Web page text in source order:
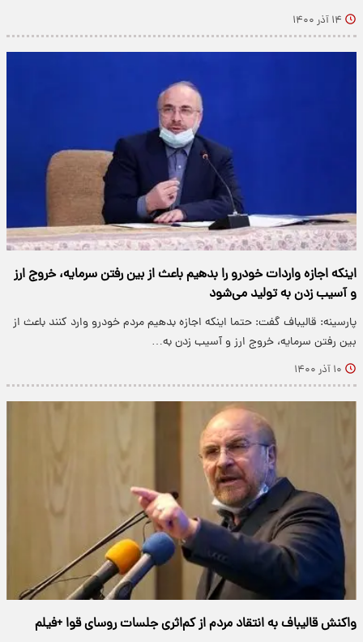
۱۴ آذر ۱۴۰۰
اینکه اجازه واردات خودرو را بدهیم باعث از بین رفتن سرمایه، خروج ارز
و آسیب زدن به تولید می‌شود
پارسینه: قالیباف گفت: حتما اینکه اجازه بدهیم مردم خودرو وارد کنند باعث از
بین رفتن سرمایه، خروج ارز و آسیب زدن به…
۱۰ آذر ۱۴۰۰
واکنش قالیباف به انتقاد مردم از کم‌اثری جلسات روسای قوا +فیلم